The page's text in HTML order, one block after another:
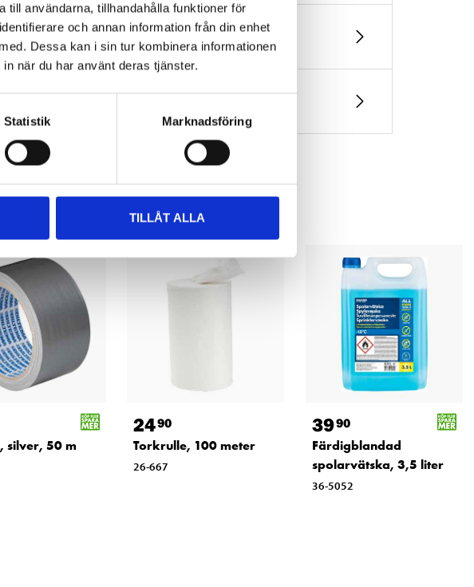
till användarna, tillhandahålla funktioner för
och annan information från din enhet
Dessa kan i sin tur kombinera informationen
när du har använt deras tjänster.
Statistik Marknadsföring
TILLÅT ALLA
också
silver, 50 m
2490
Torkrulle, 100 meter
26-667
3990
Färdigblandad
spolarvätska, 3,5 liter
36-5052